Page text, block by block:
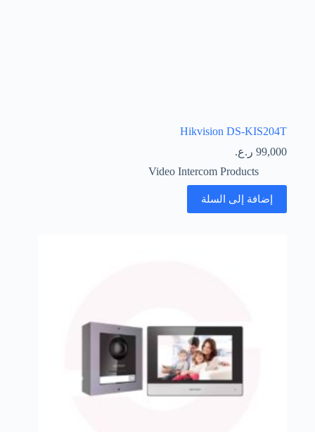
Hikvision DS-KIS204T
99,000 ر.ع.
Video Intercom Products
إضافة إلى السلة